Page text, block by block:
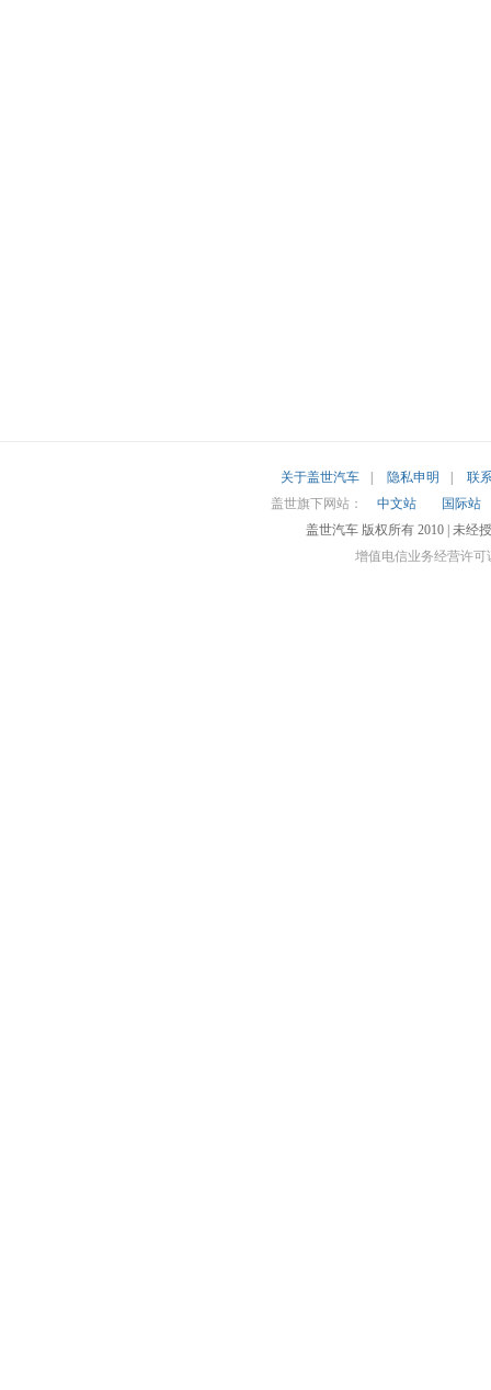
关于盖世汽车 隐私申明
联
盖世旗下网站：
中文站
国际站
盖世汽车 版权所有 2010 | 未经
增值电信业务经营许可